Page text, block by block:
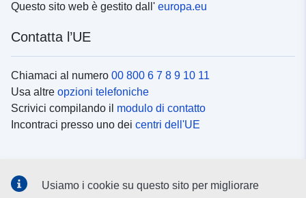
Questo sito web è gestito dall' europa.eu
Contatta l’UE
Chiamaci al numero 00 800 6 7 8 9 10 11
Usa altre opzioni telefoniche
Scrivici compilando il modulo di contatto
Incontraci presso uno dei centri dell'UE
Usiamo i cookie su questo sito per migliorare